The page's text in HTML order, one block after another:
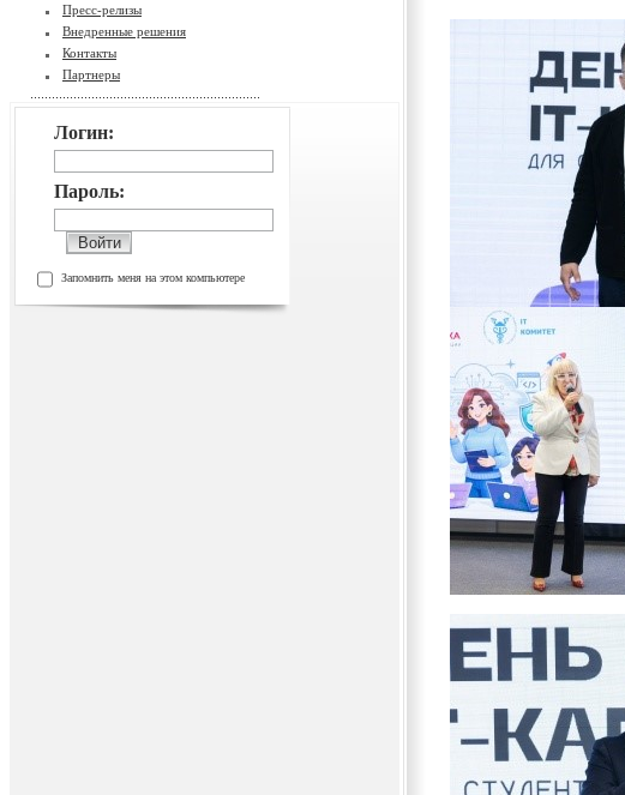
Пресс-релизы
Внедренные решения
Контакты
Партнеры
Логин:
Пароль:
Запомнить меня на этом компьютере